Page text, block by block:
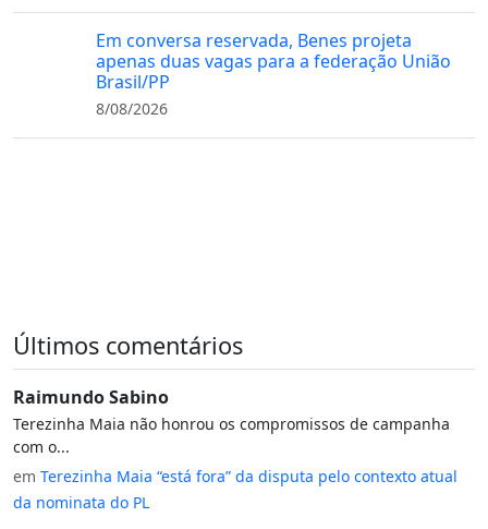
Em conversa reservada, Benes projeta
apenas duas vagas para a federação União
Brasil/PP
8/08/2026
Últimos comentários
Raimundo Sabino
Terezinha Maia não honrou os compromissos de campanha
com o...
em Terezinha Maia “está fora” da disputa pelo contexto atual
da nominata do PL